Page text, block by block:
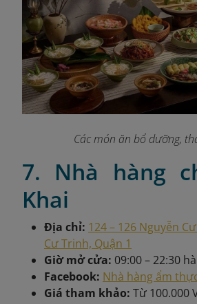
Các món ăn bổ dưỡng,
7. Nhà hàng
Khai
Địa chỉ: 124 – 126 Nguyễn
Cư Trinh, Quận 1
Giờ mở cửa: 09:00 – 22:30
Facebook: Nhà hàng ẩm
Giá tham khảo: Từ 100.000